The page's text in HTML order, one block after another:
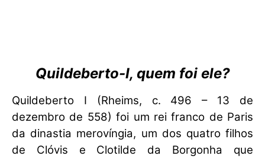
Quildeberto-I, quem foi ele?
Quildeberto I (Rheims, c. 496 – 13 de
dezembro de 558) foi um rei franco de Paris
da dinastia merovíngia, um dos quatro filhos
de Clóvis e Clotilde da Borgonha que